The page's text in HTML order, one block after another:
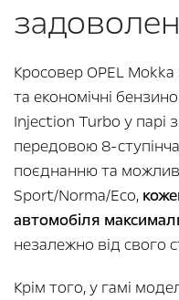
Кросовер OPEL
та економічні
Injection Turbo у парі
передовою 8-
поєднанню та
Sport/Norma/Eco,
автомобіля
незалежно від свого
Крім того, у гамі